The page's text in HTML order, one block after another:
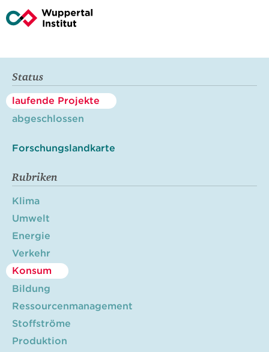
Status
laufende Projekte
abgeschlossen
Forschungslandkarte
Rubriken
Klima
Umwelt
Energie
Verkehr
Konsum
Bildung
Ressourcenmanagement
Stoffströme
Produktion